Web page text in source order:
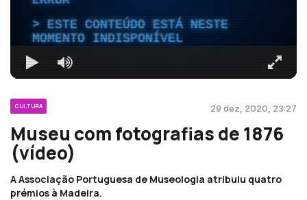
ESTE CONTEÚDO ESTÁ NESTE
MOMENTO INDISPONÍVEL
CULTURA 29 dez, 2020, 23:27
Museu com fotografias de 1876
(vídeo)
A Associação Portuguesa de Museologia atribuiu quatro
prémios à Madeira.